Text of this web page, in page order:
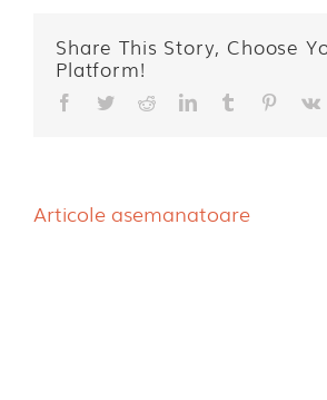
Share This Story, Choose
Platform!
Facebook
TwitterRedditLinkedIn
Tumblr
Articole asemanatoare